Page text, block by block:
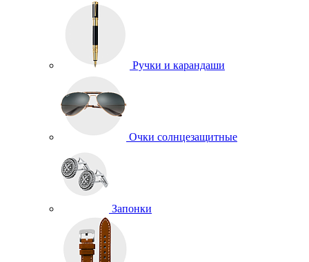
Ручки и карандаши
Очки солнцезащитные
Запонки